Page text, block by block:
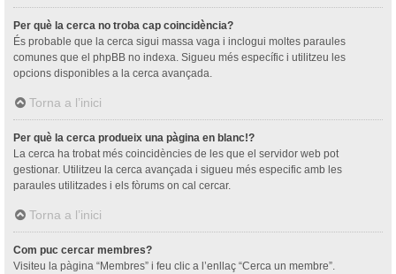
Per què la cerca no troba cap coincidència?
És probable que la cerca sigui massa vaga i inclogui moltes paraules
comunes que el phpBB no indexa. Sigueu més específic i utilitzeu les
opcions disponibles a la cerca avançada.
Torna a l’inici
Per què la cerca produeix una pàgina en blanc!?
La cerca ha trobat més coincidències de les que el servidor web pot
gestionar. Utilitzeu la cerca avançada i sigueu més especific amb les
paraules utilitzades i els fòrums on cal cercar.
Torna a l’inici
Com puc cercar membres?
Visiteu la pàgina “Membres” i feu clic a l’enllaç “Cerca un membre”.